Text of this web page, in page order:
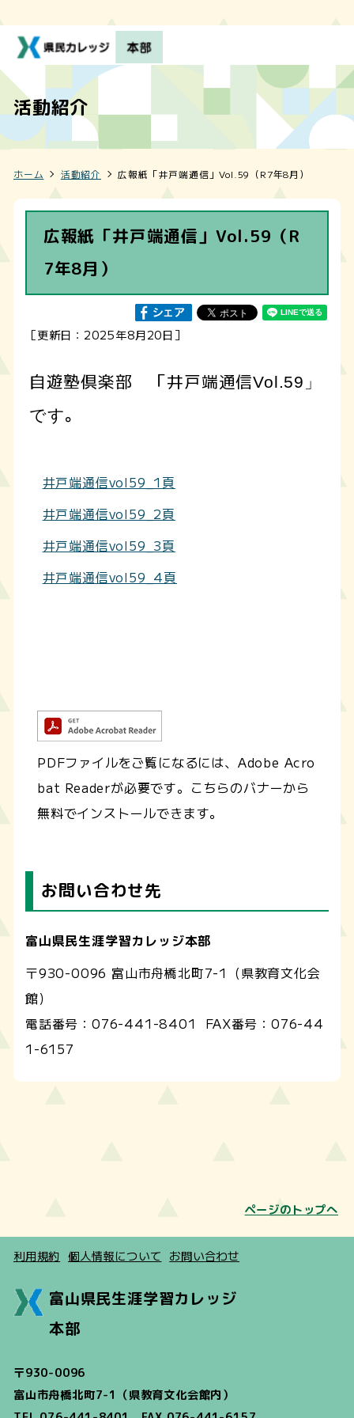
活動紹介
ホーム 活動紹介 広報紙「井戸端通信」Vol.59（R7年8月）
広報紙「井戸端通信」Vol.59（R
7年8月）
［更新日：2025年8月20日］
自遊塾倶楽部 「井戸端通信Vol.59」
です。
井戸端通信vol59_1頁
井戸端通信vol59_2頁
井戸端通信vol59_3頁
井戸端通信vol59_4頁
PDFファイルをご覧になるには、Adobe Acro
bat Readerが必要です。こちらのバナーから
無料でインストールできます。
お問い合わせ先
富山県民生涯学習カレッジ本部
〒930-0096 富山市舟橋北町7-1（県教育文化会
館）
電話番号： 076-441-8401 FAX番号：076-44
1-6157
ページのトップへ
利用規約 個人情報について お問い合わせ
富山県民生涯学習カレッジ
本部
〒930-0096
富山市舟橋北町7-1（県教育文化会館内）